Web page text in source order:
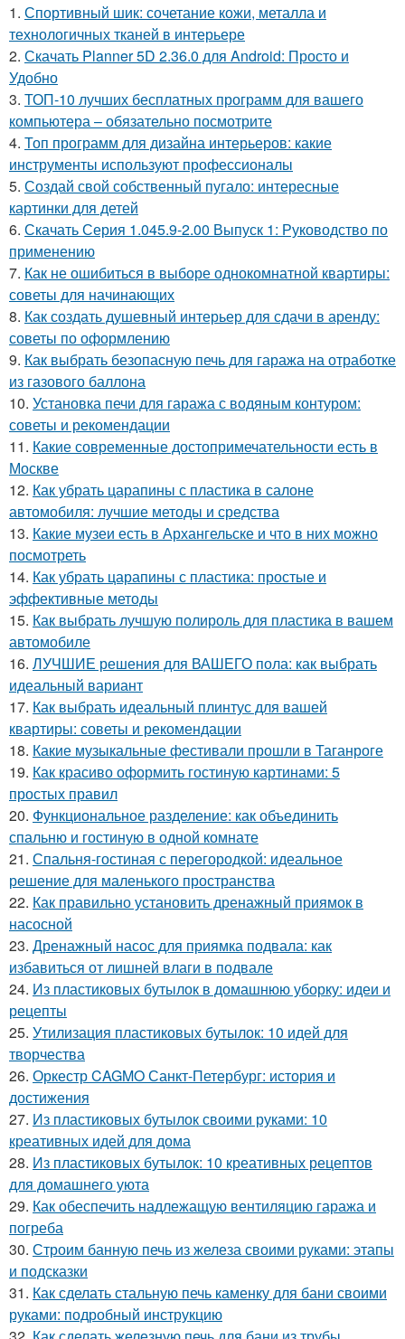
1. Спортивный шик: сочетание кожи, металла и
технологичных тканей в интерьере
2. Скачать Planner 5D 2.36.0 для Android: Просто и
Удобно
3. ТОП-10 лучших бесплатных программ для вашего
компьютера – обязательно посмотрите
4. Топ программ для дизайна интерьеров: какие
инструменты используют профессионалы
5. Создай свой собственный пугало: интересные
картинки для детей
6. Скачать Серия 1.045.9-2.00 Выпуск 1: Руководство по
применению
7. Как не ошибиться в выборе однокомнатной квартиры:
советы для начинающих
8. Как создать душевный интерьер для сдачи в аренду:
советы по оформлению
9. Как выбрать безопасную печь для гаража на отработке
из газового баллона
10. Установка печи для гаража с водяным контуром:
советы и рекомендации
11. Какие современные достопримечательности есть в
Москве
12. Как убрать царапины с пластика в салоне
автомобиля: лучшие методы и средства
13. Какие музеи есть в Архангельске и что в них можно
посмотреть
14. Как убрать царапины с пластика: простые и
эффективные методы
15. Как выбрать лучшую полироль для пластика в вашем
автомобиле
16. ЛУЧШИЕ решения для ВАШЕГО пола: как выбрать
идеальный вариант
17. Как выбрать идеальный плинтус для вашей
квартиры: советы и рекомендации
18. Какие музыкальные фестивали прошли в Таганроге
19. Как красиво оформить гостиную картинами: 5
простых правил
20. Функциональное разделение: как объединить
спальню и гостиную в одной комнате
21. Спальня-гостиная с перегородкой: идеальное
решение для маленького пространства
22. Как правильно установить дренажный приямок в
насосной
23. Дренажный насос для приямка подвала: как
избавиться от лишней влаги в подвале
24. Из пластиковых бутылок в домашнюю уборку: идеи и
рецепты
25. Утилизация пластиковых бутылок: 10 идей для
творчества
26. Оркестр CAGMO Санкт-Петербург: история и
достижения
27. Из пластиковых бутылок своими руками: 10
креативных идей для дома
28. Из пластиковых бутылок: 10 креативных рецептов
для домашнего уюта
29. Как обеспечить надлежащую вентиляцию гаража и
погреба
30. Строим банную печь из железа своими руками: этапы
и подсказки
31. Как сделать стальную печь каменку для бани своими
руками: подробный инструкцию